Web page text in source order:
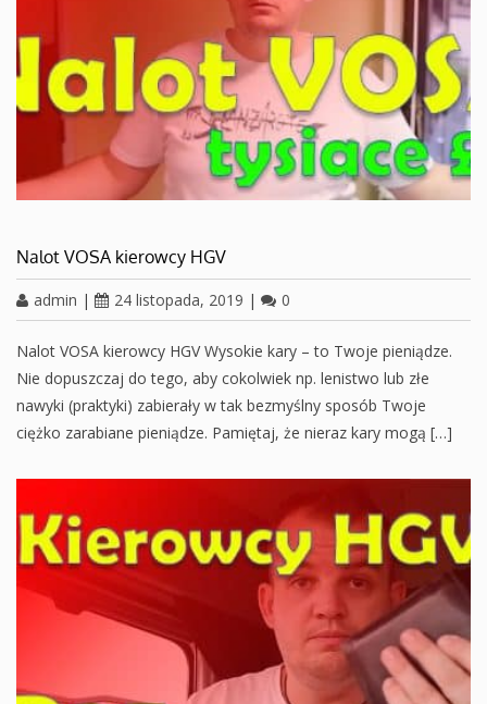
Nalot VOSA kierowcy HGV
admin | 24 listopada, 2019 | 0
Nalot VOSA kierowcy HGV Wysokie kary – to Twoje pieniądze.
Nie dopuszczaj do tego, aby cokolwiek np. lenistwo lub złe
nawyki (praktyki) zabierały w tak bezmyślny sposób Twoje
ciężko zarabiane pieniądze. Pamiętaj, że nieraz kary mogą […]